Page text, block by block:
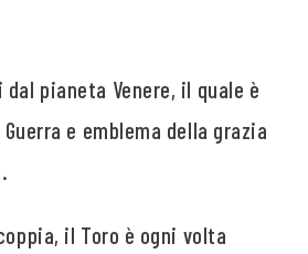
pianeta Venere, il quale è
e emblema della grazia
il Toro è ogni volta